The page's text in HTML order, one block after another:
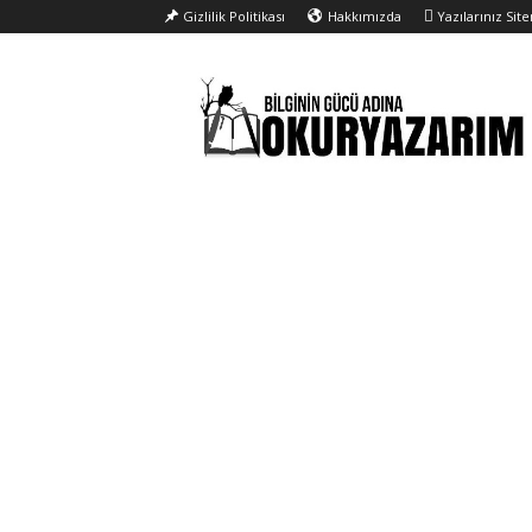
Gizlilik Politikası Hakkımızda Yazılarınız
Yazarım